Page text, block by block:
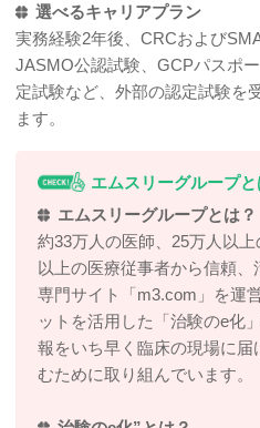
選べるキャリアプラン
実務経験2年後、CRCおよび
JASMO公認試験、GCPパスポ
定試験など、外部の認定試験を
ます。
エムスリーグループ
エムスリーグループとは？
約33万人の医師、25万人以
以上の医療従事者から信頼
専門サイト「m3.com」を運
ットを活用した「治験のe化
報をいち早く臨床の現場に
むために取り組んでいます。